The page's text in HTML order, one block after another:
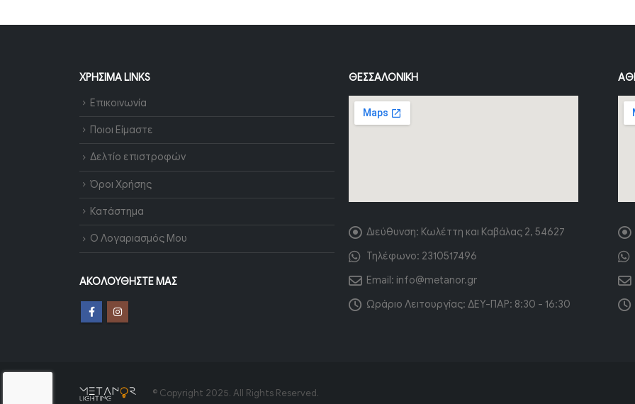
ΧΡΉΣΙΜΑ LINKS
Επικοινωνία
Ποιοι Είμαστε
Δελτίο επιστροφών
Όροι Χρήσης
Κατάστημα
Ο Λογαριασμός Μου
ΑΚΟΛΟΥΘΉΣΤΕ ΜΑΣ
ΘΕΣΣΑΛΟΝΊΚΗ
Διεύθυνση: Κωλέττη και Καβάλας 2, 54627
Τηλέφωνο: 2310517496
Email: info@metanor.gr
Ωράριο Λειτουργίας: ΔΕΥ-ΠΑΡ: 8:30 - 16:30
© Copyright 2025. All Rights Reserved.